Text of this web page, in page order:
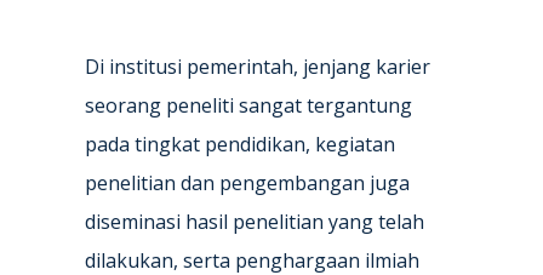
Di institusi pemerintah, jenjang karier
seorang peneliti sangat tergantung
pada tingkat pendidikan, kegiatan
penelitian dan pengembangan juga
diseminasi hasil penelitian yang telah
dilakukan, serta penghargaan ilmiah